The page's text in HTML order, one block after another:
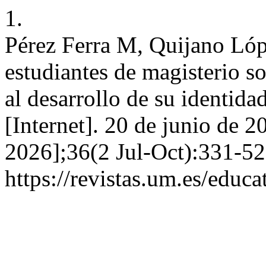
1.
Pérez Ferra M, Quijano
estudiantes de magisterio
al desarrollo de su
[Internet]. 20 de junio de
2026];36(2 Jul-Oct):331-
https://revistas.um.es/